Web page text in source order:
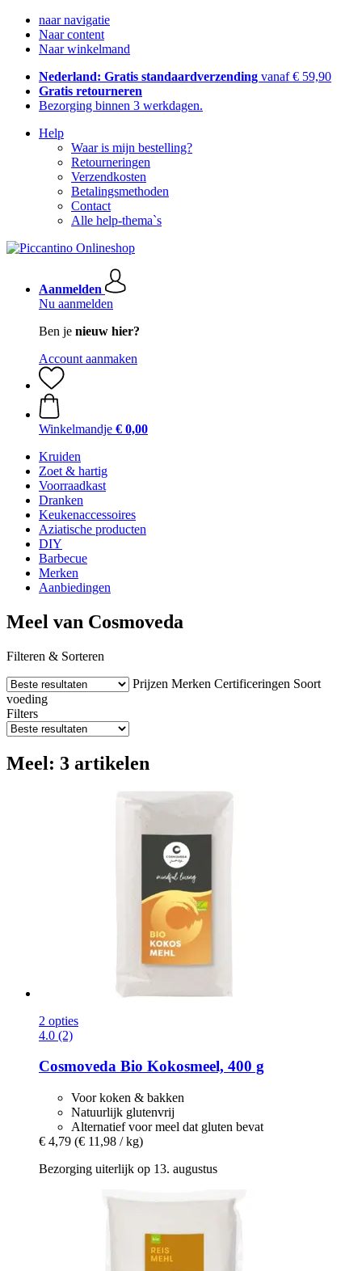
naar navigatie
Naar content
Naar winkelmand
Nederland: Gratis standaardverzending vanaf € 59,90
Gratis retourneren
Bezorging binnen 3 werkdagen.
Help
Waar is mijn bestelling?
Retourneringen
Verzendkosten
Betalingsmethoden
Contact
Alle help-thema`s
Aanmelden
Nu aanmelden
Ben je nieuw hier?
Account aanmaken
Winkelmandje € 0,00
Kruiden
Zoet & hartig
Voorraadkast
Dranken
Keukenaccessoires
Aziatische producten
DIY
Barbecue
Merken
Aanbiedingen
Meel van Cosmoveda
Filteren & Sorteren
Prijzen Merken Certificeringen Soort
voeding
Filters
Meel: 3 artikelen
2 opties
4.0 (2)
Cosmoveda Bio Kokosmeel, 400 g
Voor koken & bakken
Natuurlijk glutenvrij
Alternatief voor meel dat gluten bevat
€ 4,79 (€ 11,98 / kg)
Bezorging uiterlijk op 13. augustus